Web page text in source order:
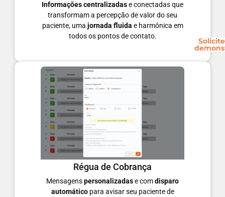
Informações centralizadase conectadas que
transformam a percepção de valor do seu
paciente, uma jornada fluida e harmônica em
todos os pontos de contato.
Régua de Cobrança
Mensagenspersonalizadase comdisparo
automáticopara avisar seu paciente de